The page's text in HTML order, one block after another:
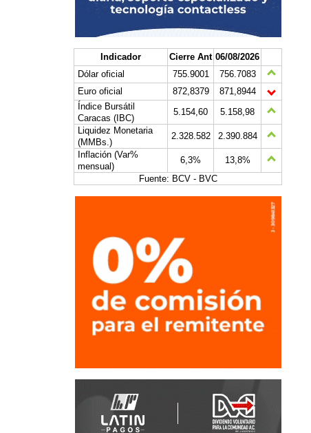
Indicador Cierre Ant 06/08/2026
Dólar oficial
755.9001
756.7083
Euro oficial
872,8379
871,8944
Índice Bursátil
Caracas (IBC)
5.154,60
5.158,98
Liquidez Monetaria
(MMBs.)
2.328.582
2.390.884
Inflación (Var%
mensual)
6,3%
13,8%
Fuente: BCV - BVC